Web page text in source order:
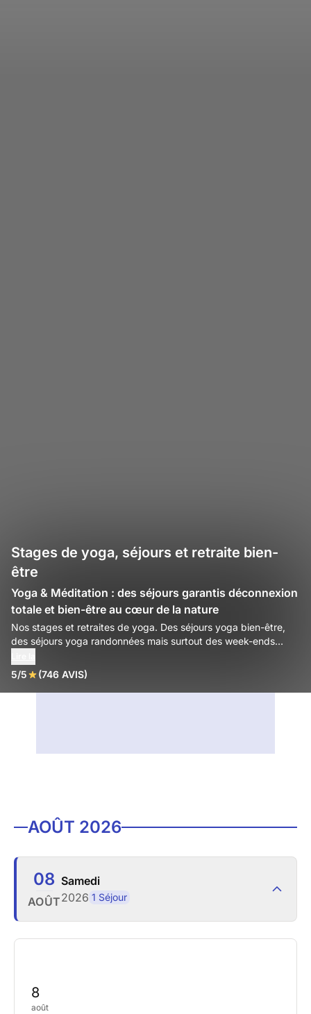
Stages de yoga, séjours et retraite bien-
être
Yoga & Méditation : des séjours garantis déconnexion
totale et bien-être au cœur de la nature
Nos stages et retraites de yoga. Des séjours yoga bien-être,
des séjours yoga randonnées mais surtout des week-ends
5/5 (746 AVIS)
AOÛT 2026
08
AOÛT
Samedi
2026 1 Séjour
8
août